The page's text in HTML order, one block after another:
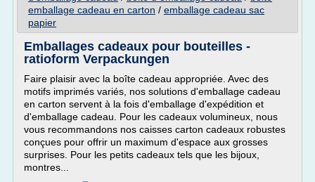
emballage cadeau en carton / emballage cadeau sac
papier
Emballages cadeaux pour bouteilles -
ratioform Verpackungen
Faire plaisir avec la boîte cadeau appropriée. Avec des
motifs imprimés variés, nos solutions d'emballage cadeau
en carton servent à la fois d'emballage d'expédition et
d'emballage cadeau. Pour les cadeaux volumineux, nous
vous recommandons nos caisses carton cadeaux robustes
conçues pour offrir un maximum d'espace aux grosses
surprises. Pour les petits cadeaux tels que les bijoux,
montres...